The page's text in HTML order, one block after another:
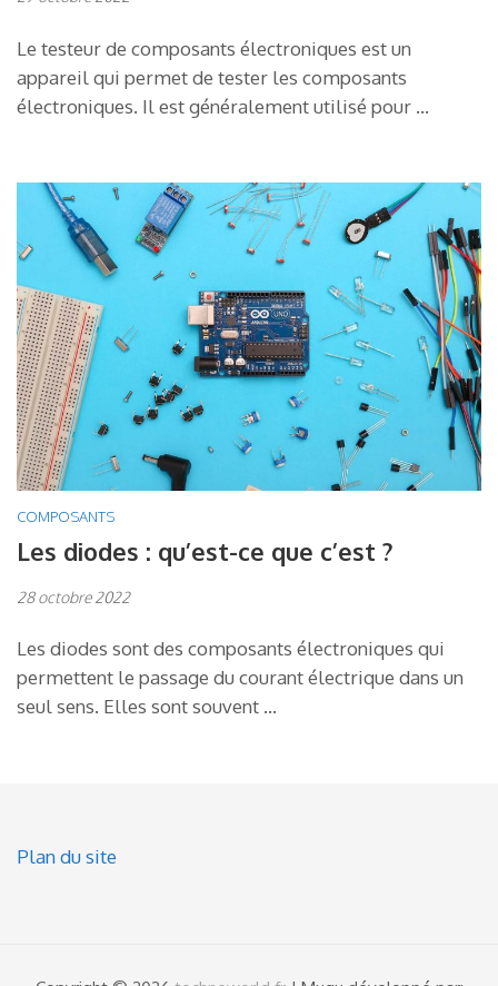
Le testeur de composants électroniques est un
appareil qui permet de tester les composants
électroniques. Il est généralement utilisé pour …
COMPOSANTS
Les diodes : qu’est-ce que c’est ?
28 octobre 2022
Les diodes sont des composants électroniques qui
permettent le passage du courant électrique dans un
seul sens. Elles sont souvent …
Plan du site